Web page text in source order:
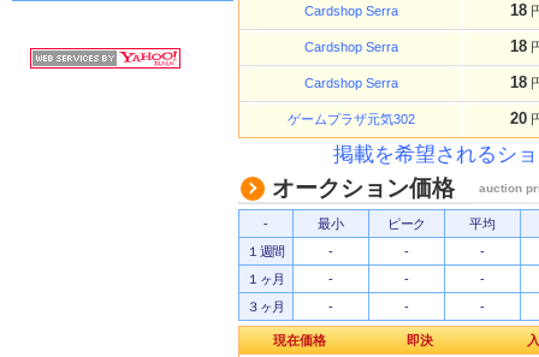
Cardshop Serra 18
Cardshop Serra 18
Cardshop Serra 18
ゲームプラザ元気302 20
掲載を希望されるシ
オークション価格 auction
- 最小 ピーク
平均
１週間
- -
-
１ヶ月
- -
-
３ヶ月
- - -
現在価格 即決